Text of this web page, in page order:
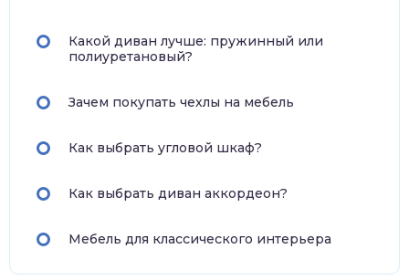
Какой диван лучше: пружинный или
полиуретановый?
Зачем покупать чехлы на мебель
Как выбрать угловой шкаф?
Как выбрать диван аккордеон?
Мебель для классического интерьера